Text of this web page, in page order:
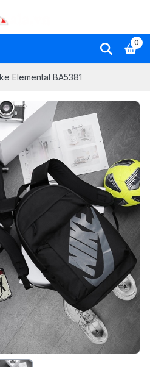
0
Elemental BA5381